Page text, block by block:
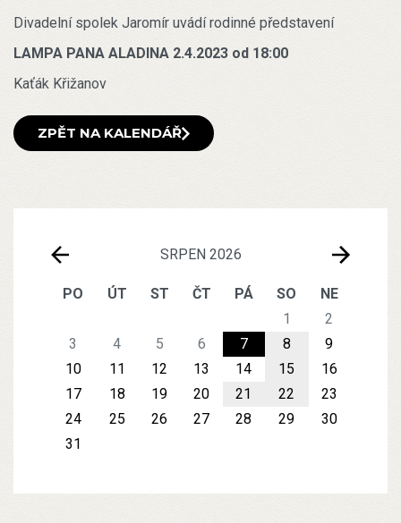
SRPEN 2026
PO ÚT ST ČT PÁ SO
NE
1
2
3
4 5 6 7 8
9
10
11 12 13 14 15
16
17
18 19 20 21 22
23
24
25 26 27 28 29
30
31
Divadelní spolek Jaromír uvádí rodinné představení
LAMPA PANA ALADINA 2.4.2023 od 18:00
Kaťák Křižanov
ZPĚT NA KALENDÁŘ